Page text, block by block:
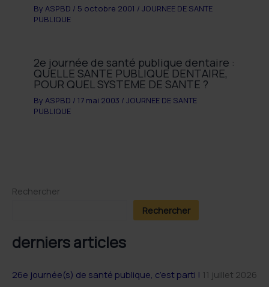
ByASPBD / 5 octobre 2001 /JOURNEE DE SANTE
PUBLIQUE
2e journée de santé publique dentaire :
QUELLE SANTE PUBLIQUE DENTAIRE,
POUR QUEL SYSTEME DE SANTE ?
ByASPBD /17 mai 2003 /JOURNEE DE SANTE
PUBLIQUE
Rechercher
Rechercher
derniers articles
26e journée(s) de santé publique, c’est parti ! 11 juillet 2026